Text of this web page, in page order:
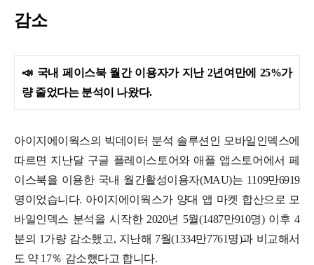
감소
📣 국내 페이스북 월간 이용자가 지난 2년여만에 25%가
량 줄었다는 분석이 나왔다.
아이지에이웍스의 빅데이터 분석 솔루션인 모바일인덱스에
따르면 지난달 구글 플레이스토어와 애플 앱스토어에서 페
이스북을 이용한 국내 월간활성이용자(MAU)는 1109만6919
명이었습니다. 아이지에이웍스가 양대 앱 마켓 합산으로 모
바일인덱스 분석을 시작한 2020년 5월(1487만910명) 이후 4
분의 1가량 감소했고, 지난해 7월(1334만7761명)과 비교해서
도 약 17％ 감소했다고 합니다.